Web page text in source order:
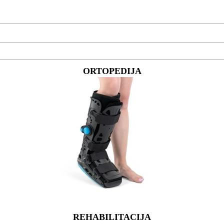
ORTOPEDIJA
REHABILITACIJA